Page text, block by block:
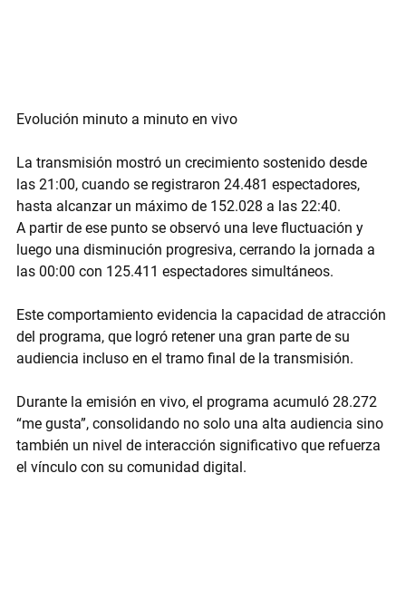
Evolución minuto a minuto en vivo
La transmisión mostró un crecimiento sostenido desde
las 21:00, cuando se registraron 24.481 espectadores,
hasta alcanzar un máximo de 152.028 a las 22:40.
A partir de ese punto se observó una leve fluctuación y
luego una disminución progresiva, cerrando la jornada a
las 00:00 con 125.411 espectadores simultáneos.
Este comportamiento evidencia la capacidad de atracción
del programa, que logró retener una gran parte de su
audiencia incluso en el tramo final de la transmisión.
Durante la emisión en vivo, el programa acumuló 28.272
“me gusta”, consolidando no solo una alta audiencia sino
también un nivel de interacción significativo que refuerza
el vínculo con su comunidad digital.